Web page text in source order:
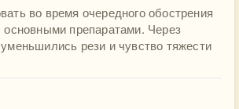
во время очередного обострения
основными препаратами. Через
рези и чувство тяжести